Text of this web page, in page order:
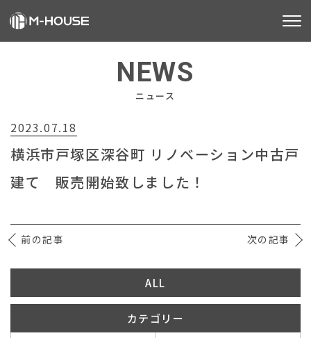
不動産事業
建築事業
お客様の声
会社情報
お知らせ
NEWS
ニュース
2023.07.18
横浜市戸塚区深谷町 リノベーション中古戸
建て 販売開始致しました！
前の記事 次の記事
ALL
カテゴリー